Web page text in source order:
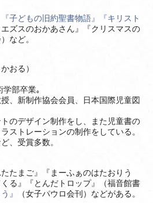
『子どもの旧約聖書物語』
『キリスト
エズスのおかあさん』『クリスマスの
など。
おる）
部卒業｡
、新制作協会会員、日本国際児童図
のデザイン制作をし、また児童書の
ストレーションの制作をしている。
、受賞多数。
たまご』『まーふぁのはたおりう
る』『とんだトロップ』（福音館書
』 （女子パウロ会刊）などがある。